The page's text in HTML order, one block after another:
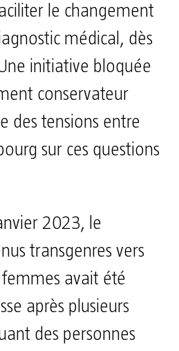
le changement
médical, dès
initiative bloquée
conservateur
des tensions entre
sur ces questions
2023, le
transgenres vers
avait été
après plusieurs
des personnes